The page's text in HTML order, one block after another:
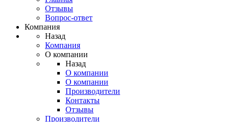
Отзывы
Вопрос-ответ
Компания
Назад
Компания
О компании
Назад
О компании
О компании
Производители
Контакты
Отзывы
Производители